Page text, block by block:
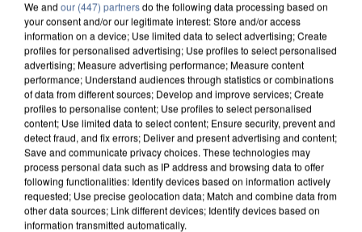
We and our (447) partnersdo the following data processing based on
your consent and/or our legitimate interest: Store and/or access
information on a device; Use limited data to select advertising; Create
profiles for personalised advertising; Use profiles to select personalised
advertising; Measure advertising performance; Measure content
performance; Understand audiences through statistics or combinations
of data from different sources; Develop and improve services; Create
profiles to personalise content; Use profiles to select personalised
content; Use limited data to select content; Ensure security, prevent and
detect fraud, and fix errors; Deliver and present advertising and content;
Save and communicate privacy choices. These technologies may
process personal data such as IP address and browsing data to offer
following functionalities: Identify devices based on information actively
requested; Use precise geolocation data; Match and combine data from
other data sources; Link different devices; Identify devices based on
information transmitted automatically.